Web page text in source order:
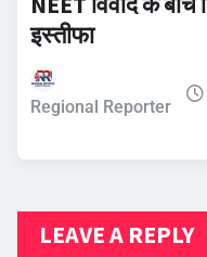
इस्तीफा
Regional Reporter
LEAVE A REPLY